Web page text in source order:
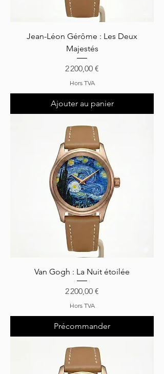
Jean-Léon Gérôme : Les Deux
Majestés
Prix
2 200,00 €
Hors TVA
Ajouter au panier
Van Gogh : La Nuit étoilée
Prix
2 200,00 €
Hors TVA
Précommander